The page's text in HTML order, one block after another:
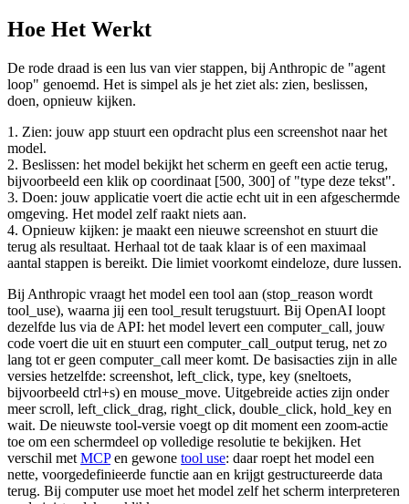
Hoe Het Werkt
De rode draad is een lus van vier stappen, bij Anthropic de "agent
loop" genoemd. Het is simpel als je het ziet als: zien, beslissen,
doen, opnieuw kijken.
1. Zien: jouw app stuurt een opdracht plus een screenshot naar het
model.
2. Beslissen: het model bekijkt het scherm en geeft een actie terug,
bijvoorbeeld een klik op coordinaat [500, 300] of "type deze tekst".
3. Doen: jouw applicatie voert die actie echt uit in een afgeschermde
omgeving. Het model zelf raakt niets aan.
4. Opnieuw kijken: je maakt een nieuwe screenshot en stuurt die
terug als resultaat. Herhaal tot de taak klaar is of een maximaal
aantal stappen is bereikt. Die limiet voorkomt eindeloze, dure lussen.
Bij Anthropic vraagt het model een tool aan (stop_reason wordt
tool_use), waarna jij een tool_result terugstuurt. Bij OpenAI loopt
dezelfde lus via de API: het model levert een computer_call, jouw
code voert die uit en stuurt een computer_call_output terug, net zo
lang tot er geen computer_call meer komt. De basisacties zijn in alle
versies hetzelfde: screenshot, left_click, type, key (sneltoets,
bijvoorbeeld ctrl+s) en mouse_move. Uitgebreide acties zijn onder
meer scroll, left_click_drag, right_click, double_click, hold_key en
wait. De nieuwste tool-versie voegt op dit moment een zoom-actie
toe om een schermdeel op volledige resolutie te bekijken. Het
verschil met MCPen gewone tool use: daar roept het model een
nette, voorgedefinieerde functie aan en krijgt gestructureerde data
terug. Bij computer use moet het model zelf het scherm interpreteren